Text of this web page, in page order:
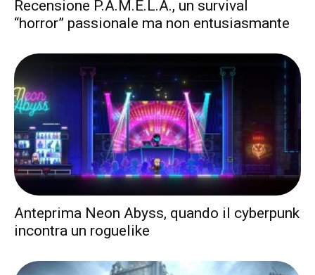
Recensione P.A.M.E.L.A., un survival
“horror” passionale ma non entusiasmante
Anteprima Neon Abyss, quando il cyberpunk
incontra un roguelike